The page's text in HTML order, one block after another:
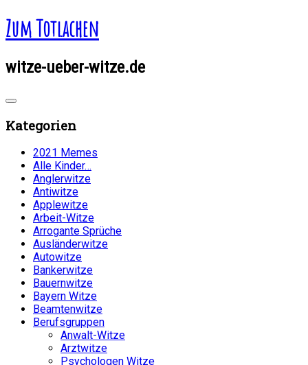
Zum Totlachen
witze-ueber-witze.de
Kategorien
2021 Memes
Alle Kinder…
Anglerwitze
Antiwitze
Applewitze
Arbeit-Witze
Arrogante Sprüche
Ausländerwitze
Autowitze
Bankerwitze
Bauernwitze
Bayern Witze
Beamtenwitze
Berufsgruppen
Anwalt-Witze
Arztwitze
Psychologen Witze